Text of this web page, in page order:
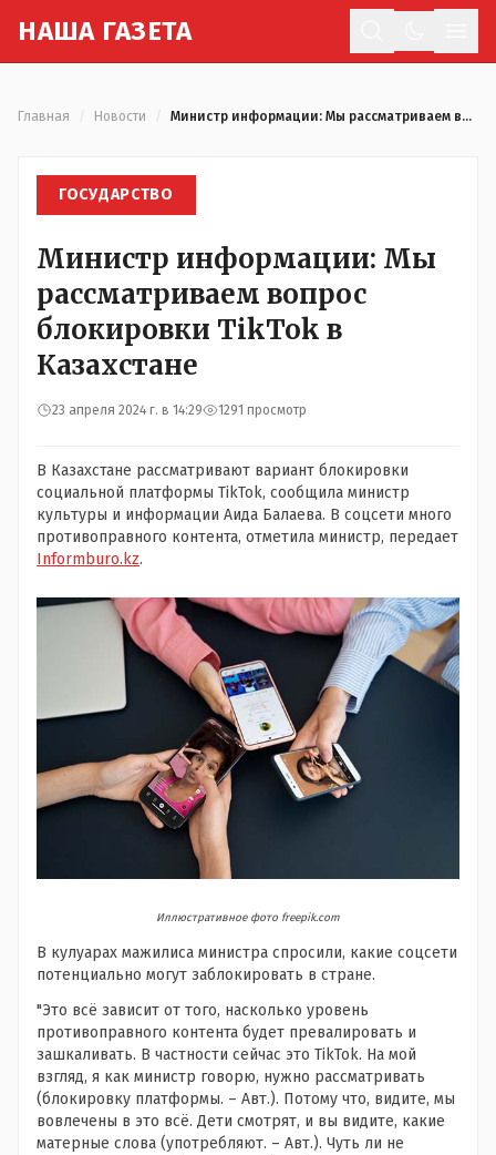
НАША ГАЗЕТА
Главная Новости Министр информации: Мы рассматриваем вопрос блокировки TikTok в Казахстане
ГОСУДАРСТВО
Министр информации: Мы
рассматриваем вопрос
блокировки TikTok в
Казахстане
23 апреля 2024 г. в 14:29 1291 просмотр
В Казахстане рассматривают вариант блокировки
социальной платформы TikTok, сообщила министр
культуры и информации Аида Балаева. В соцсети много
противоправного контента, отметила министр, передает
Informburo.kz.
Иллюстративное фото freepik.com
В кулуарах мажилиса министра спросили, какие соцсети
потенциально могут заблокировать в стране.
"Это всё зависит от того, насколько уровень
противоправного контента будет превалировать и
зашкаливать. В частности сейчас это TikTok. На мой
взгляд, я как министр говорю, нужно рассматривать
(блокировку платформы. – Авт.). Потому что, видите, мы
вовлечены в это всё. Дети смотрят, и вы видите, какие
матерные слова (употребляют. – Авт.). Чуть ли не